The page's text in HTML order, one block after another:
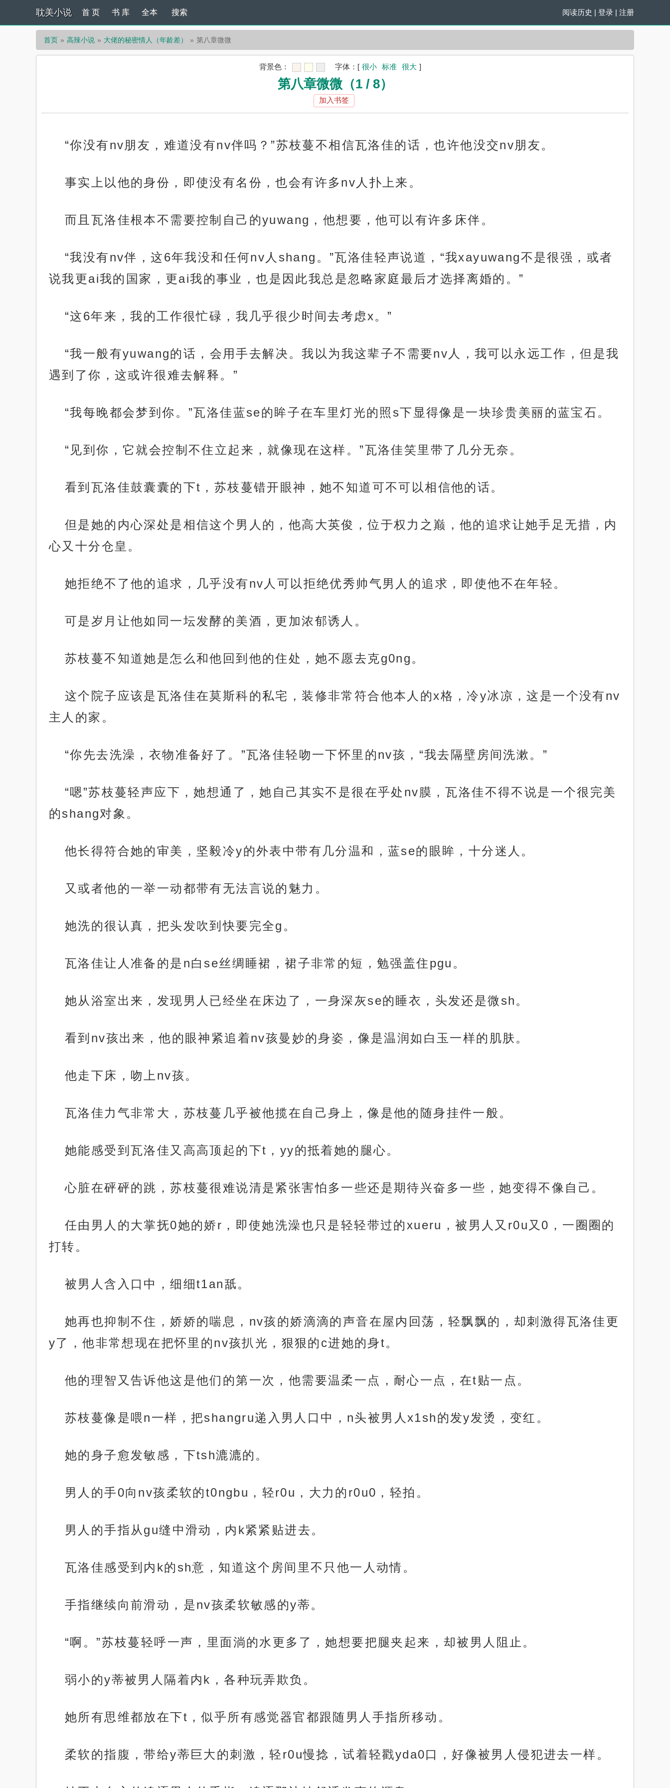
耽美小说 阅读历史 | 登录 | 注册
首 页 书 库 全本 搜索
首页 高辣小说 大佬的秘密情人（年龄差） 第八章微微
背景色： 字体： [ 很小 标准 很大 ]
第八章微微（1 / 8）
加入书签
“你没有nv朋友，难道没有nv伴吗？”苏枝蔓不相信瓦洛佳的话，也许他没交nv朋友。
事实上以他的身份，即使没有名份，也会有许多nv人扑上来。
而且瓦洛佳根本不需要控制自己的yuwang，他想要，他可以有许多床伴。
“我没有nv伴，这6年我没和任何nv人shang。”瓦洛佳轻声说道，“我xayuwang不是很强，或者
说我更ai我的国家，更ai我的事业，也是因此我总是忽略家庭最后才选择离婚的。”
“这6年来，我的工作很忙碌，我几乎很少时间去考虑x。”
“我一般有yuwang的话，会用手去解决。我以为我这辈子不需要nv人，我可以永远工作，但是我
遇到了你，这或许很难去解释。”
“我每晚都会梦到你。”瓦洛佳蓝se的眸子在车里灯光的照s下显得像是一块珍贵美丽的蓝宝石。
“见到你，它就会控制不住立起来，就像现在这样。”瓦洛佳笑里带了几分无奈。
看到瓦洛佳鼓囊囊的下t，苏枝蔓错开眼神，她不知道可不可以相信他的话。
但是她的内心深处是相信这个男人的，他高大英俊，位于权力之巅，他的追求让她手足无措，内
心又十分仓皇。
她拒绝不了他的追求，几乎没有nv人可以拒绝优秀帅气男人的追求，即使他不在年轻。
可是岁月让他如同一坛发酵的美酒，更加浓郁诱人。
苏枝蔓不知道她是怎么和他回到他的住处，她不愿去克g0ng。
这个院子应该是瓦洛佳在莫斯科的私宅，装修非常符合他本人的x格，冷y冰凉，这是一个没有nv
主人的家。
“你先去洗澡，衣物准备好了。”瓦洛佳轻吻一下怀里的nv孩，“我去隔壁房间洗漱。”
“嗯”苏枝蔓轻声应下，她想通了，她自己其实不是很在乎处nv膜，瓦洛佳不得不说是一个很完美
的shang对象。
他长得符合她的审美，坚毅冷y的外表中带有几分温和，蓝se的眼眸，十分迷人。
又或者他的一举一动都带有无法言说的魅力。
她洗的很认真，把头发吹到快要完全g。
瓦洛佳让人准备的是n白se丝绸睡裙，裙子非常的短，勉强盖住pgu。
她从浴室出来，发现男人已经坐在床边了，一身深灰se的睡衣，头发还是微sh。
看到nv孩出来，他的眼神紧追着nv孩曼妙的身姿，像是温润如白玉一样的肌肤。
他走下床，吻上nv孩。
瓦洛佳力气非常大，苏枝蔓几乎被他揽在自己身上，像是他的随身挂件一般。
她能感受到瓦洛佳又高高顶起的下t，yy的抵着她的腿心。
心脏在砰砰的跳，苏枝蔓很难说清是紧张害怕多一些还是期待兴奋多一些，她变得不像自己。
任由男人的大掌抚0她的娇r，即使她洗澡也只是轻轻带过的xueru，被男人又r0u又0，一圈圈的
打转。
被男人含入口中，细细t1an舐。
她再也抑制不住，娇娇的喘息，nv孩的娇滴滴的声音在屋内回荡，轻飘飘的，却刺激得瓦洛佳更
y了，他非常想现在把怀里的nv孩扒光，狠狠的c进她的身t。
他的理智又告诉他这是他们的第一次，他需要温柔一点，耐心一点，在t贴一点。
苏枝蔓像是喂n一样，把shangru递入男人口中，n头被男人x1sh的发y发烫，变红。
她的身子愈发敏感，下tsh漉漉的。
男人的手0向nv孩柔软的t0ngbu，轻r0u，大力的r0u0，轻拍。
男人的手指从gu缝中滑动，内k紧紧贴进去。
瓦洛佳感受到内k的sh意，知道这个房间里不只他一人动情。
手指继续向前滑动，是nv孩柔软敏感的y蒂。
“啊。”苏枝蔓轻呼一声，里面淌的水更多了，她想要把腿夹起来，却被男人阻止。
弱小的y蒂被男人隔着内k，各种玩弄欺负。
她所有思维都放在下t，似乎所有感觉器官都跟随男人手指所移动。
柔软的指腹，带给y蒂巨大的刺激，轻r0u慢捻，试着轻戳yda0口，好像被男人侵犯进去一样。